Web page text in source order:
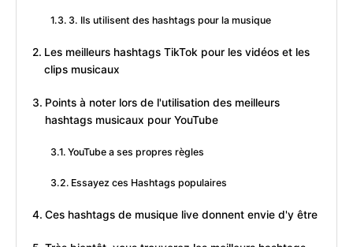
3. Ils utilisent des hashtags pour la musique
Les meilleurs hashtags TikTok pour les vidéos et les
clips musicaux
Points à noter lors de l'utilisation des meilleurs
hashtags musicaux pour YouTube
YouTube a ses propres règles
Essayez ces Hashtags populaires
Ces hashtags de musique live donnent envie d'y être